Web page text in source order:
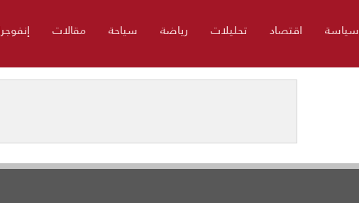
سياسة اقتصاد تحليلات رياضة سياحة مقالات